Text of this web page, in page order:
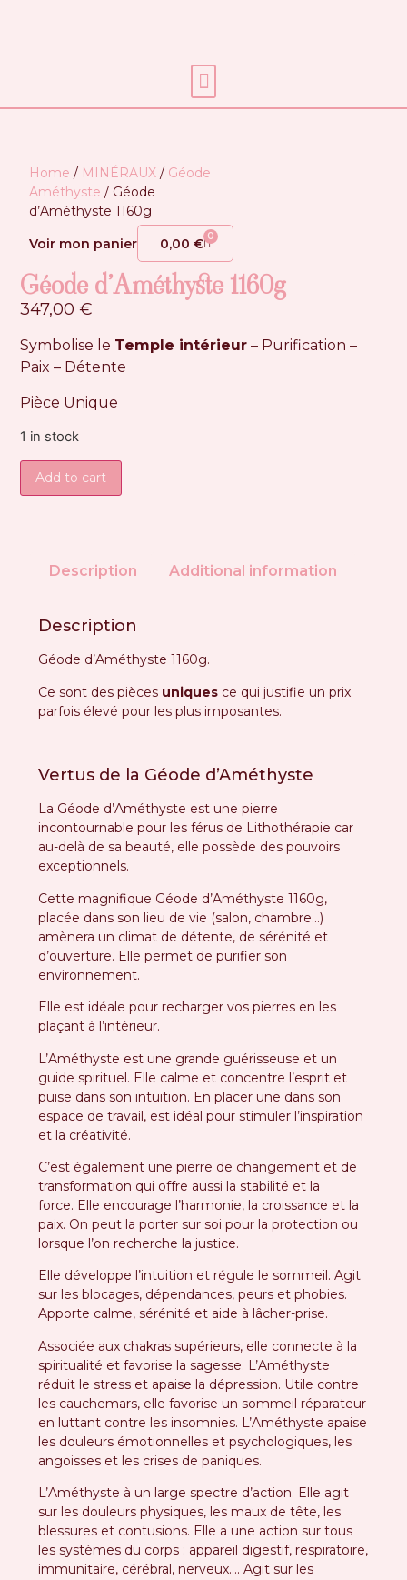
Home / MINÉRAUX / Géode
Améthyste / Géode
d’Améthyste 1160g
Voir mon panier
0,00€ 0
Géode d’Améthyste 1160g
347,00€
Symbolise le Temple intérieur – Purification –
Paix – Détente
Pièce Unique
1 in stock
Add to cart
Description Additional information
Description
Géode d’Améthyste 1160g.
Ce sont des pièces uniques ce qui justifie un prix
parfois élevé pour les plus imposantes.
Vertus de la Géode d’Améthyste
La Géode d’Améthyste est une pierre
incontournable pour les férus de Lithothérapie car
au-delà de sa beauté, elle possède des pouvoirs
exceptionnels.
Cette magnifique Géode d’Améthyste 1160g,
placée dans son lieu de vie (salon, chambre…)
amènera un climat de détente, de sérénité et
d’ouverture. Elle permet de purifier son
environnement.
Elle est idéale pour recharger vos pierres en les
plaçant à l’intérieur.
L’Améthyste est une grande guérisseuse et un
guide spirituel. Elle calme et concentre l’esprit et
puise dans son intuition. En placer une dans son
espace de travail, est idéal pour stimuler l’inspiration
et la créativité.
C’est également une pierre de changement et de
transformation qui offre aussi la stabilité et la
force. Elle encourage l’harmonie, la croissance et la
paix. On peut la porter sur soi pour la protection ou
lorsque l’on recherche la justice.
Elle développe l’intuition et régule le sommeil. Agit
sur les blocages, dépendances, peurs et phobies.
Apporte calme, sérénité et aide à lâcher-prise.
Associée aux chakras supérieurs, elle connecte à la
spiritualité et favorise la sagesse. L’Améthyste
réduit le stress et apaise la dépression. Utile contre
les cauchemars, elle favorise un sommeil réparateur
en luttant contre les insomnies. L’Améthyste apaise
les douleurs émotionnelles et psychologiques, les
angoisses et les crises de paniques.
L’Améthyste à un large spectre d’action. Elle agit
sur les douleurs physiques, les maux de tête, les
blessures et contusions. Elle a une action sur tous
les systèmes du corps : appareil digestif, respiratoire,
immunitaire, cérébral, nerveux…. Agit sur les